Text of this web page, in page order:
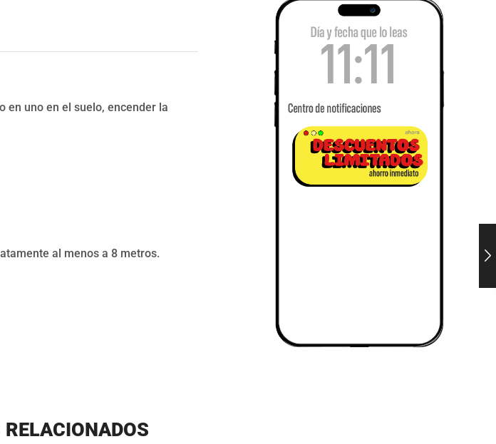
en uno en el suelo, encender la
al menos a 8 metros.